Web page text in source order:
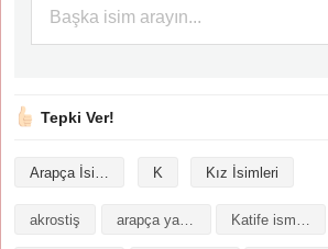
Tepki Ver!
Arapça İsimler K Kız İsimleri
akrostiş arapça yazılışı